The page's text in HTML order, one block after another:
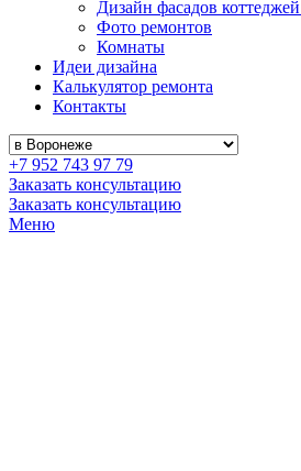
Дизайн фасадов
Фото ремонтов
Комнаты
Идеи дизайна
Калькулятор ремонта
Контакты
+7 952 743 97 79
Заказать консультацию
Заказать консультацию
Меню